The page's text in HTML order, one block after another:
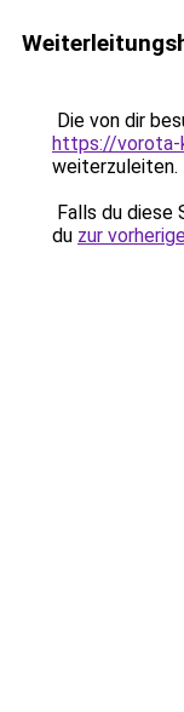
Die von dir
https://vorota-
weiterzuleiten.
Falls du diese
du zur